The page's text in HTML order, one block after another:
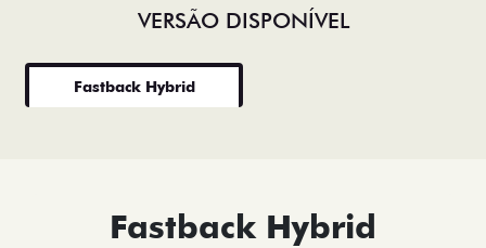
VERSÃO DISPONÍVEL
Fastback Hybrid
Fastback Hybrid